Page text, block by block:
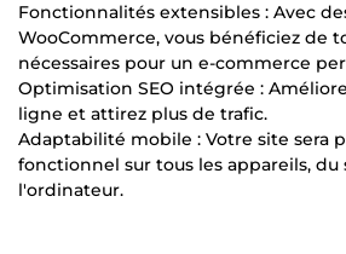
Fonctionnalités extensibles : Avec
WooCommerce, vous bénéficiez de
nécessaires pour un e-commerce
Optimisation SEO intégrée :
ligne et attirez plus de trafic.
Adaptabilité mobile : Votre site sera
fonctionnel sur tous les appareils,
l'ordinateur.